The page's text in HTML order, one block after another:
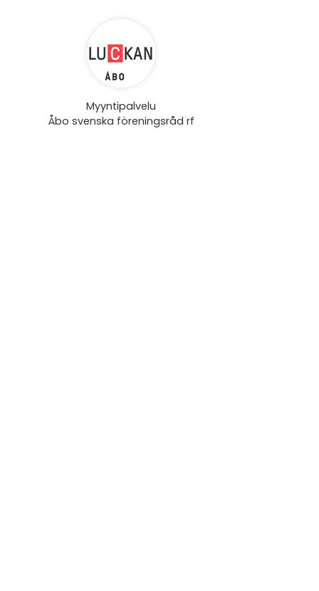
Myyntipalvelu
Åbo svenska föreningsråd rf